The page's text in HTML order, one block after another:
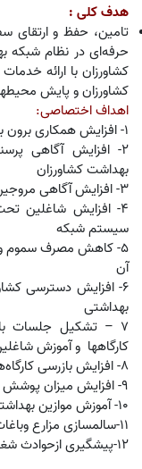
هدف کلی :
تامین، حفظ و ارتقای
حرفه‌ای در نظام شبکه
کشاورزان با ارائه
کشاورزان و پایش
اهداف اختصاصی:
1- افزایش همکاری برون بخشی در زمینه ارتقاء سلامت کشاورزان
2- افزایش آگاهی
بهداشت کشاورزان
3- افزایش آگاهی مروجین کشاورزی در زمینه بهداشت کشاورزان
4- افزایش شاغلین
سیستم شبکه
5- کاهش مصرف سموم
آن
6- افزایش دسترسی
بهداشتی
7 – تشکیل جلسات
کارگاهها و آموزش
8- افزایش بازرسی کارگاه‌های کشاورزی
9- افزایش میزان پوشش معاینات شاغلین کشاورز
10- آموزش موازین بهداشتی وایمنی به کشاورزان درارتباط با شغل آنها
11-سالمسازی مزارع وباغات
12-پیشگیری ازحوادث شغلی وارائه کمکهای اولیه در صورت بروز حادثه